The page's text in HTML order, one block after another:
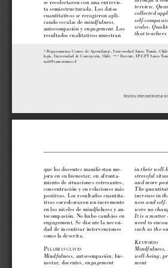
  |  Revista Intercontinental de Psicología y Educación
*
Departamento  Centro  de  Aprendizaje,  Universidad  Santo  Tomás,
logía, Universidad de Concepción, Chile. *** Docente, IP-CFT Santo
za18@santotomas.cl
Revista Intercontinental
ta semiestructurada. Los datos
cuantitativos se recogieron apli
cando escalas de mindfulness
autocompasión y engagement . Los
resultados cualitativos muestran
terview.
collected
self-
scales.
that teachers
que los docentes manifiestan me
jora en su bienestar, en afronta
miento de situaciones estresantes,
concentración y en relaciones más
positivas. Los resultados cuantita
tivos corroboraron un incremento
en los niveles de mindfulness y au
tocompasión. No hubo cambios en
engagement. Se discute la necesi
dad de incentivar intervenciones
como la descrita.
Palabras claves
Mindfulness , autocompasión, bie
nestar, docentes, engagement
in their well-
stressful
and more
The
increase in
ness and
were no
It is a matter
need to
such as the
Keywords
Mindfulness,
well-being,
ment